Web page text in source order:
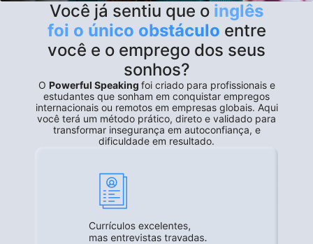
Você já sentiu que o inglês
foi o único obstáculo entre
você e o emprego dos seus
sonhos?
O Powerful Speaking foi criado para profissionais e
estudantes que sonham em conquistar empregos
internacionais ou remotos em empresas globais. Aqui
você terá um método prático, direto e validado para
transformar insegurança em autoconfiança, e
dificuldade em resultado.